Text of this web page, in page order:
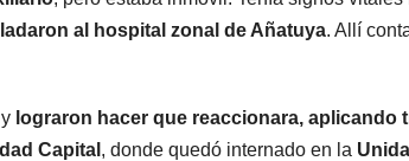
al hospital zonal de Añatuya. Allí
lograron hacer que reaccionara, aplicando
Capital , donde quedó internado en la